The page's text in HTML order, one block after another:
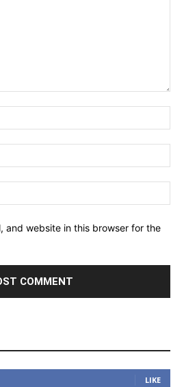
and website in this browser for the
LIKE